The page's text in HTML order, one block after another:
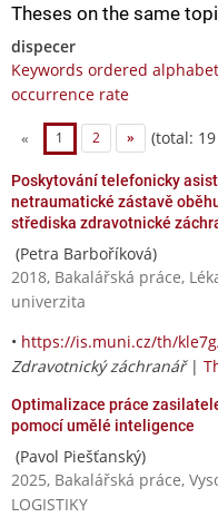
Theses on the same
dispecer
Keywords ordered
occurrence rate
« 1 2 » (total:
Poskytování telefonicky
netraumatické zástavě
střediska zdravotnické
(Petra Barboříková)
2018, Bakalářská práce,
univerzita
• https://is.muni.cz/th/
Zdravotnický záchranář|
Optimalizace práce
pomocí umělé inteligence
(Pavol Piešťanský)
2025, Bakalářská práce,
LOGISTIKY